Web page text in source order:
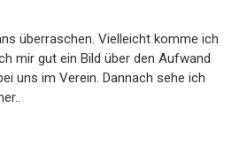
überraschen. Vielleicht komme ich
mir gut ein Bild über den Aufwand
uns im Verein. Dannach sehe ich